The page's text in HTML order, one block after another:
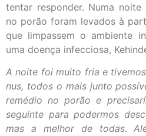
tentar responder. Numa
no porão foram levados à
que limpassem o ambiente
uma doença infecciosa,
A noite foi muito fria e
nus, todos o mais junto
remédio no porão e
seguinte para podermos
mas a melhor de todas.